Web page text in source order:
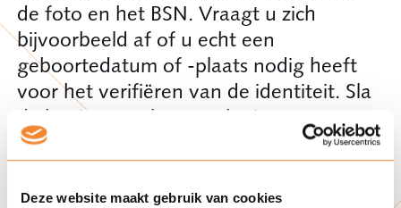
Deze website maakt gebruik van cookies
de foto en het BSN. Vraagt u zich
bijvoorbeeld af of u echt een
geboortedatum of -plaats nodig heeft
voor het verifiëren van de identiteit. Sla
de kopie vervolgens ook niet op, maar
registreer dat en op welke wijze de
identiteit van de verzoeker is
vastgesteld.